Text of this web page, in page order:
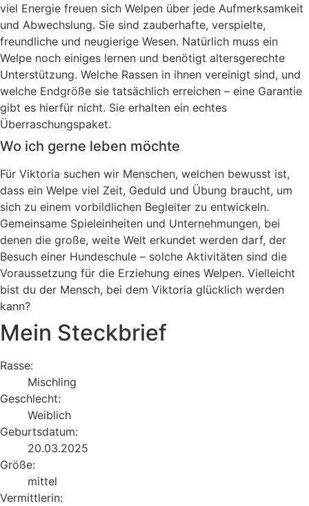
viel Energie freuen sich Welpen über jede Aufmerksamkeit
und Abwechslung. Sie sind zauberhafte, verspielte,
freundliche und neugierige Wesen. Natürlich muss ein
Welpe noch einiges lernen und benötigt altersgerechte
Unterstützung. Welche Rassen in ihnen vereinigt sind, und
welche Endgröße sie tatsächlich erreichen – eine Garantie
gibt es hierfür nicht. Sie erhalten ein echtes
Überraschungspaket.
Wo ich gerne leben möchte
Für Viktoria suchen wir Menschen, welchen bewusst ist,
dass ein Welpe viel Zeit, Geduld und Übung braucht, um
sich zu einem vorbildlichen Begleiter zu entwickeln.
Gemeinsame Spieleinheiten und Unternehmungen, bei
denen die große, weite Welt erkundet werden darf, der
Besuch einer Hundeschule – solche Aktivitäten sind die
Voraussetzung für die Erziehung eines Welpen. Vielleicht
bist du der Mensch, bei dem Viktoria glücklich werden
kann?
Mein Steckbrief
Rasse:
Mischling
Geschlecht:
Weiblich
Geburtsdatum:
20.03.2025
Größe:
mittel
Vermittlerin: